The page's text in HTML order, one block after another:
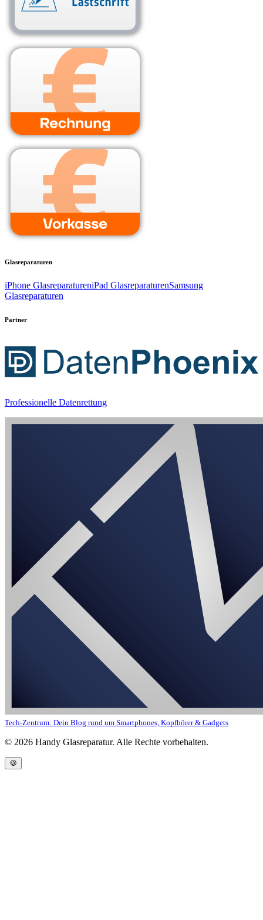
Glasreparaturen
iPhone GlasreparatureniPad GlasreparaturenSamsung
Glasreparaturen
Partner
Professionelle Datenrettung
Tech-Zentrum: Dein Blog rund um Smartphones, Kopfhörer & Gadgets
© 2026 Handy Glasreparatur. Alle Rechte vorbehalten.
🍪